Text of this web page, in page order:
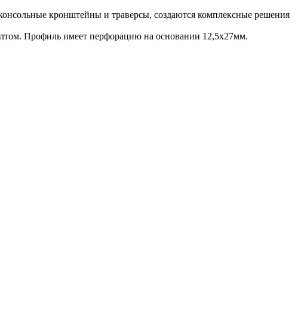
кронштейны и траверсы, создаются комплексные решения
Профиль имеет перфорацию на основании 12,5х27мм.